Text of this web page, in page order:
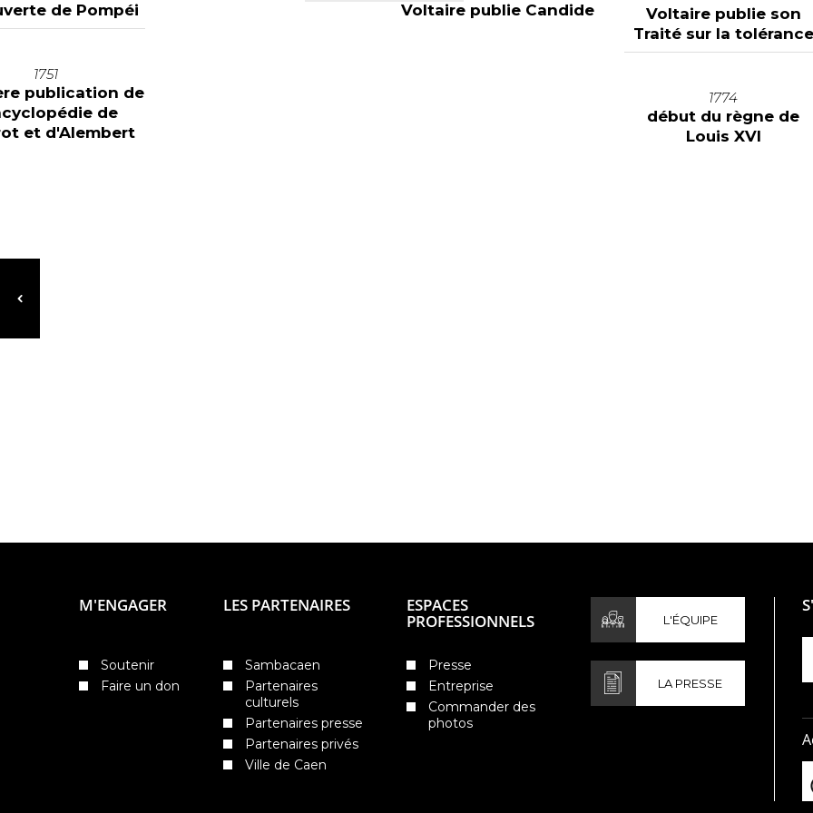
de Pompéi
1751
publication de
de
et d'Alembert
Voltaire publie Candide
Voltaire publie son
Traité sur la tolérance
1774
début du règne de
Louis XVI
M'ENGAGER
Soutenir
Faire un don
LES PARTENAIRES
Sambacaen
Partenaires
culturels
Partenaires presse
Partenaires privés
Ville de Caen
ESPACES
PROFESSIONNELS
Presse
Entreprise
Commander des
photos
L'ÉQUIPE
LA PRESSE